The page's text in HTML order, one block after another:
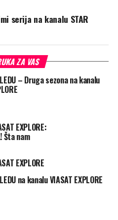
serija na kanalu STAR
ZA VAS
– Druga sezona na kanalu
EXPLORE:
Šta nam
EXPLORE
na kanalu VIASAT EXPLORE